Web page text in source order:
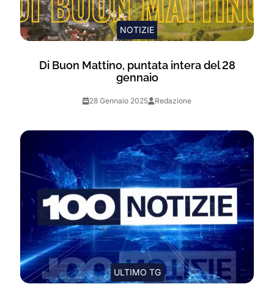
NOTIZIE
Di Buon Mattino, puntata intera del 28
gennaio
28 Gennaio 2025 Redazione
ULTIMO TG